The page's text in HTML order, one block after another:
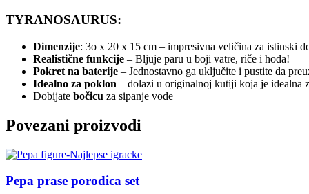
TYRANOSAURUS:
Dimenzije: 3o x 20 x 15 cm – impresivna veličina za istinski
Realistične funkcije – Bljuje paru u boji vatre, riče i hoda!
Pokret na baterije – Jednostavno ga uključite i pustite da
Idealno za poklon – dolazi u originalnoj kutiji koja je idealna
Dobijate bočicu za sipanje vode
Povezani proizvodi
Pepa prase porodica set